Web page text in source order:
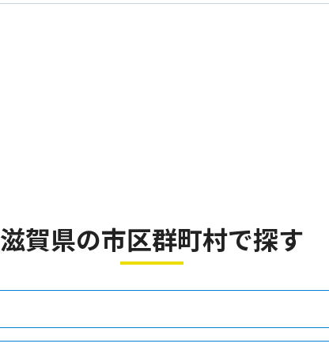
滋賀県の市区群町村で探す